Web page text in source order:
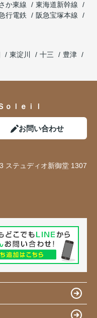
か東線
東海道新幹線
行電鉄
阪急宝塚本線
東淀川 十三
豊津
ｌｅｉｌ
お問い合わせ
ステュディオ新御堂 1307